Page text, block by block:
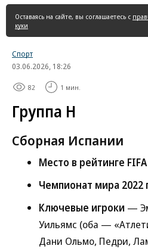
страница
Оставаясь на сайте, вы соглашаетесь с
куки
Спорт
03.06.2026, 18:26
82 1 мин.
Группа H
Сборная Испании
Место в рейтинге FIFA
Чемпионат мира 2022
Ключевые игроки —
Уильямс (оба —
Дани Ольмо, Педри,